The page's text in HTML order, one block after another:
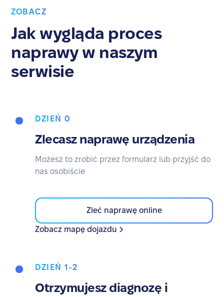
ZOBACZ
Jak wygląda proces
naprawy w naszym
serwisie
DZIEŃ 0
Zlecasz naprawę urządzenia
Możesz to zrobić przez formularz lub przyjść do
nas osobiście
Zleć naprawę online
Zobacz mapę dojazdu
DZIEŃ 1-2
Otrzymujesz diagnozę i